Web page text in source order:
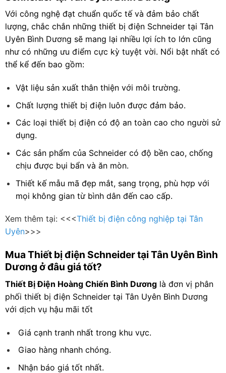
Với công nghệ đạt chuẩn quốc tế và đảm bảo chất
lượng, chắc chắn những thiết bị điện Schneider tại Tân
Uyên Bình Dương sẽ mang lại nhiều lợi ích to lớn cũng
như có những ưu điểm cực kỳ tuyệt vời. Nổi bật nhất có
thể kể đến bao gồm:
Vật liệu sản xuất thân thiện với môi trường.
Chất lượng thiết bị điện luôn được đảm bảo.
Các loại thiết bị điện có độ an toàn cao cho người sử
dụng.
Các sản phẩm của Schneider có độ bền cao, chống
chịu được bụi bẩn và ăn mòn.
Thiết kế mẫu mã đẹp mắt, sang trọng, phù hợp với
mọi không gian từ bình dân đến cao cấp.
Xem thêm tại: <<<Thiết bị điện công nghiệp tại Tân
Uyên>>>
Mua Thiết bị điện Schneidertại Tân Uyên Bình
Dương ở đâu giá tốt?
Thiết Bị Điện Hoàng Chiến Bình Dương là đơn vị phân
phối thiết bị điện Schneider tại Tân Uyên Bình Dương
với dịch vụ hậu mãi tốt
Giá cạnh tranh nhất trong khu vực.
Giao hàng nhanh chóng.
Nhận báo giá tốt nhất.